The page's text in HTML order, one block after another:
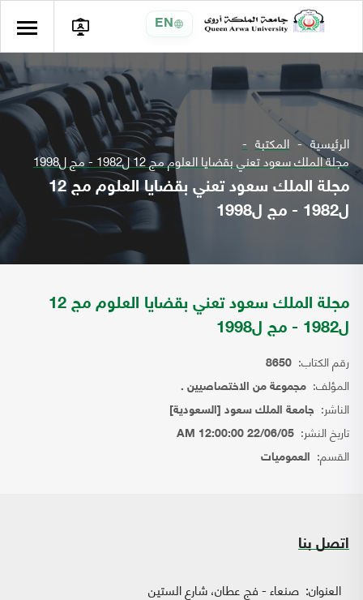
EN
الرئيسية المكتبة
مجلة الملك سعود تعني بقضايا العلوم مج 12 ل1982 - مج ل1998
مجلة الملك سعود تعني بقضايا العلوم مج 12
ل1982 - مج ل1998
مجلة الملك سعود تعني بقضايا العلوم مج 12
ل1982 - مج ل1998
رقم الكتاب: 8650
المؤلف: مجموعة من الاختصاصيين .
الناشر: جامعة الملك سعود [السعودية]
تاريخ النشر: 22/06/05 12:00:00 AM
القسم: العموميات
اتصل بنا
العنوان: صنعاء - فج عطان، شارع الستين